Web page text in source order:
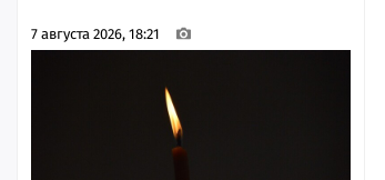
7 августа 2026, 18:21